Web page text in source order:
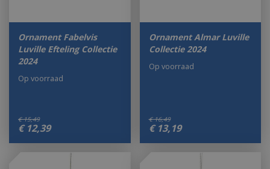
Ornament Fabelvis
Luville Efteling Collectie
2024
€ 15,49
€ 12,39
Op voorraad
Ornament Almar Luville
Collectie 2024
€ 16,49
€ 13,19
Op voorraad